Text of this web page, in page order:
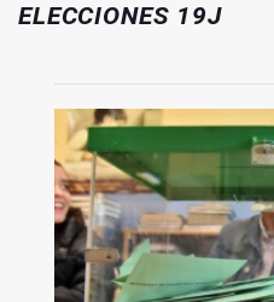
ELECCIONES 19J